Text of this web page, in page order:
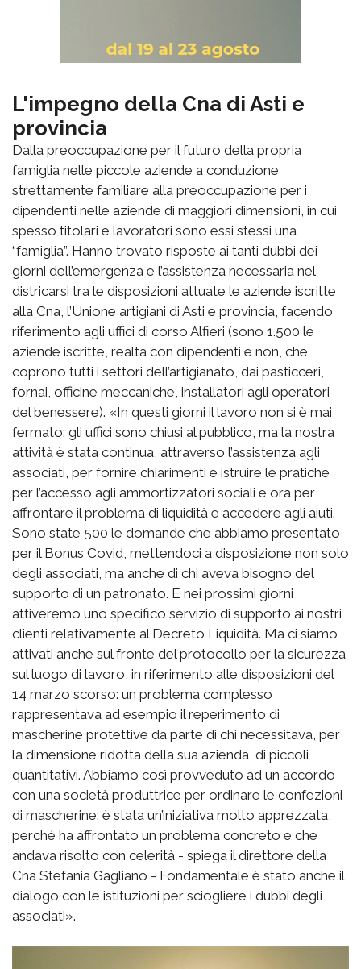
L'impegno della Cna di Asti e
provincia
Dalla preoccupazione per il futuro della propria
famiglia nelle piccole aziende a conduzione
strettamente familiare alla preoccupazione per i
dipendenti nelle aziende di maggiori dimensioni, in cui
spesso titolari e lavoratori sono essi stessi una
“famiglia”. Hanno trovato risposte ai tanti dubbi dei
giorni dell’emergenza e l’assistenza necessaria nel
districarsi tra le disposizioni attuate le aziende iscritte
alla Cna, l’Unione artigiani di Asti e provincia, facendo
riferimento agli uffici di corso Alfieri (sono 1.500 le
aziende iscritte, realtà con dipendenti e non, che
coprono tutti i settori dell’artigianato, dai pasticceri,
fornai, officine meccaniche, installatori agli operatori
del benessere). «In questi giorni il lavoro non si è mai
fermato: gli uffici sono chiusi al pubblico, ma la nostra
attività è stata continua, attraverso l’assistenza agli
associati, per fornire chiarimenti e istruire le pratiche
per l’accesso agli ammortizzatori sociali e ora per
affrontare il problema di liquidità e accedere agli aiuti.
Sono state 500 le domande che abbiamo presentato
per il Bonus Covid, mettendoci a disposizione non solo
degli associati, ma anche di chi aveva bisogno del
supporto di un patronato. E nei prossimi giorni
attiveremo uno specifico servizio di supporto ai nostri
clienti relativamente al Decreto Liquidità. Ma ci siamo
attivati anche sul fronte del protocollo per la sicurezza
sul luogo di lavoro, in riferimento alle disposizioni del
14 marzo scorso: un problema complesso
rappresentava ad esempio il reperimento di
mascherine protettive da parte di chi necessitava, per
la dimensione ridotta della sua azienda, di piccoli
quantitativi. Abbiamo così provveduto ad un accordo
con una società produttrice per ordinare le confezioni
di mascherine: è stata un’iniziativa molto apprezzata,
perché ha affrontato un problema concreto e che
andava risolto con celerità - spiega il direttore della
Cna Stefania Gagliano - Fondamentale è stato anche il
dialogo con le istituzioni per sciogliere i dubbi degli
associati».